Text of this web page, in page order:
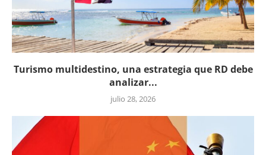
Turismo multidestino, una estrategia que RD debe
analizar...
julio 28, 2026